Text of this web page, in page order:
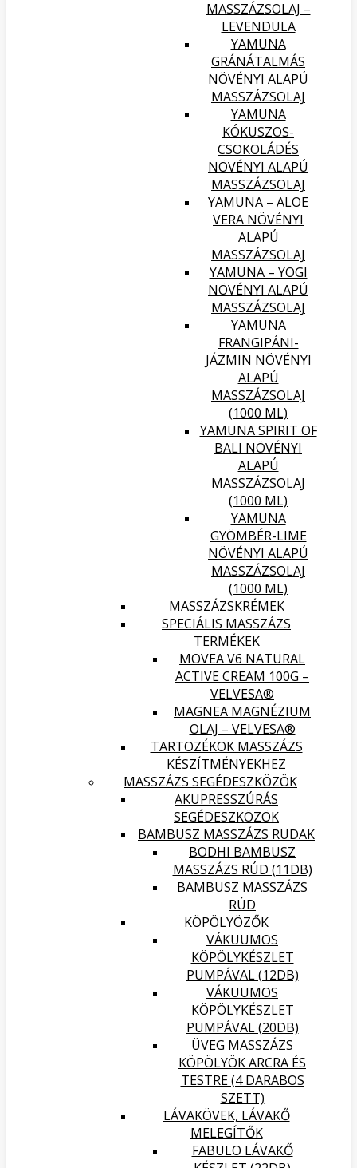
MASSZÁZSOLAJ –
LEVENDULA
YAMUNA
GRÁNÁTALMÁS
NÖVÉNYI ALAPÚ
MASSZÁZSOLAJ
YAMUNA
KÓKUSZOS-
CSOKOLÁDÉS
NÖVÉNYI ALAPÚ
MASSZÁZSOLAJ
YAMUNA – ALOE
VERA NÖVÉNYI
ALAPÚ
MASSZÁZSOLAJ
YAMUNA – YOGI
NÖVÉNYI ALAPÚ
MASSZÁZSOLAJ
YAMUNA
FRANGIPÁNI-
JÁZMIN NÖVÉNYI
ALAPÚ
MASSZÁZSOLAJ
(1000 ML)
YAMUNA SPIRIT OF
BALI NÖVÉNYI
ALAPÚ
MASSZÁZSOLAJ
(1000 ML)
YAMUNA
GYÖMBÉR-LIME
NÖVÉNYI ALAPÚ
MASSZÁZSOLAJ
(1000 ML)
MASSZÁZSKRÉMEK
SPECIÁLIS MASSZÁZS
TERMÉKEK
MOVEA V6 NATURAL
ACTIVE CREAM 100G –
VELVESA®
MAGNEA MAGNÉZIUM
OLAJ – VELVESA®
TARTOZÉKOK MASSZÁZS
KÉSZÍTMÉNYEKHEZ
MASSZÁZS SEGÉDESZKÖZÖK
AKUPRESSZÚRÁS
SEGÉDESZKÖZÖK
BAMBUSZ MASSZÁZS RUDAK
BODHI BAMBUSZ
MASSZÁZS RÚD (11DB)
BAMBUSZ MASSZÁZS
RÚD
KÖPÖLYÖZŐK
VÁKUUMOS
KÖPÖLYKÉSZLET
PUMPÁVAL (12DB)
VÁKUUMOS
KÖPÖLYKÉSZLET
PUMPÁVAL (20DB)
ÜVEG MASSZÁZS
KÖPÖLYÖK ARCRA ÉS
TESTRE (4 DARABOS
SZETT)
LÁVAKÖVEK, LÁVAKŐ
MELEGÍTŐK
FABULO LÁVAKŐ